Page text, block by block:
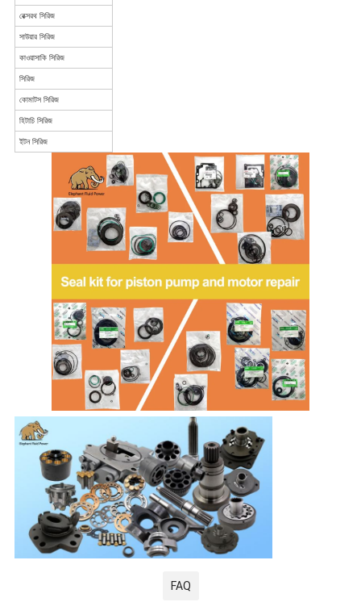
রেক্সরথ সিরিজ
সাউয়ার সিরিজ
কাওয়াসাকি সিরিজ
সিরিজ
কোমাটস সিরিজ
হিটাচি সিরিজ
ইটন সিরিজ
FAQ